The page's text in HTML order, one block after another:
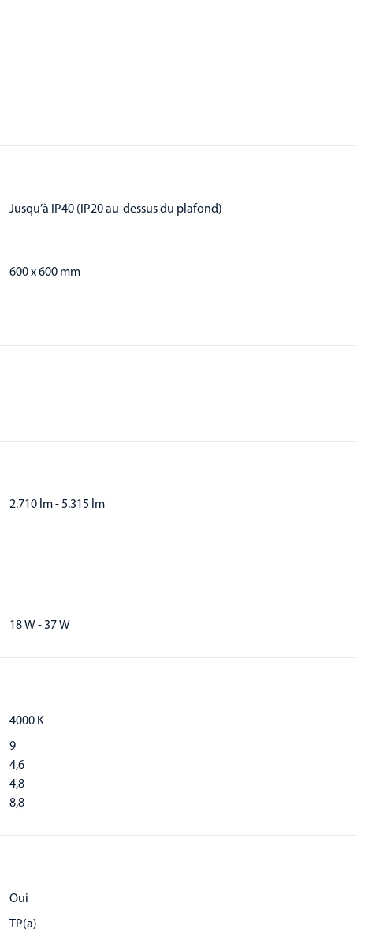
Jusqu’à IP40 (IP20 au-dessus du plafond)
600 x 600 mm
2.710 lm - 5.315 lm
18 W - 37 W
4000 K
9
4,6
4,8
8,8
Oui
TP(a)